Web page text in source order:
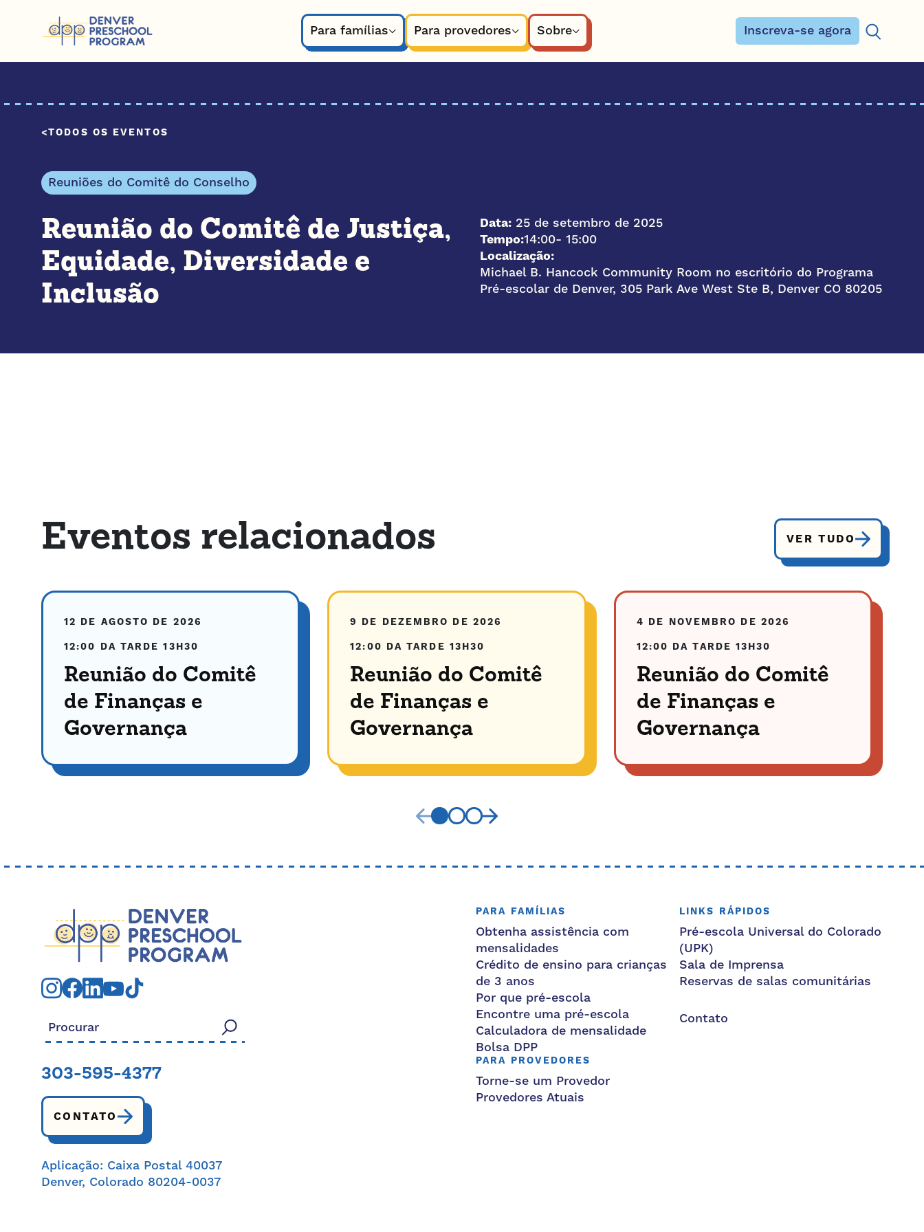
Para famílias
Para provedores Sobre Inscreva-se agora
Procurar:
TODOS OS EVENTOS
Reuniões do Comitê do Conselho
Reunião do Comitê de Justiça,
Equidade, Diversidade e
Inclusão
Data:25 de setembro de 2025
Tempo:14:00- 15:00
Localização:
Michael B. Hancock Community Room no escritório do Programa
Pré-escolar de Denver, 305 Park Ave West Ste B, Denver CO 80205
Eventos relacionados VER TUDO
12 DE AGOSTO DE 2026
12:00 DA TARDE 13H30
Reunião do Comitê
de Finanças e
Governança
9 DE DEZEMBRO DE 2026
12:00 DA TARDE 13H30
Reunião do Comitê
de Finanças e
Governança
4 DE NOVEMBRO DE 2026
12:00 DA TARDE 13H30
Reunião do Comitê
de Finanças e
Governança
Procurar:
303-595-4377
CONTATO
Aplicação: Caixa Postal 40037
Denver, Colorado 80204-0037
PARA FAMÍLIAS
Obtenha assistência com
mensalidades
Crédito de ensino para crianças
de 3 anos
Por que pré-escola
Encontre uma pré-escola
Calculadora de mensalidade
Bolsa DPP
PARA PROVEDORES
Torne-se um Provedor
Provedores Atuais
LINKS RÁPIDOS
Pré-escola Universal do Colorado
(UPK)
Sala de Imprensa
Reservas de salas comunitárias
Contato